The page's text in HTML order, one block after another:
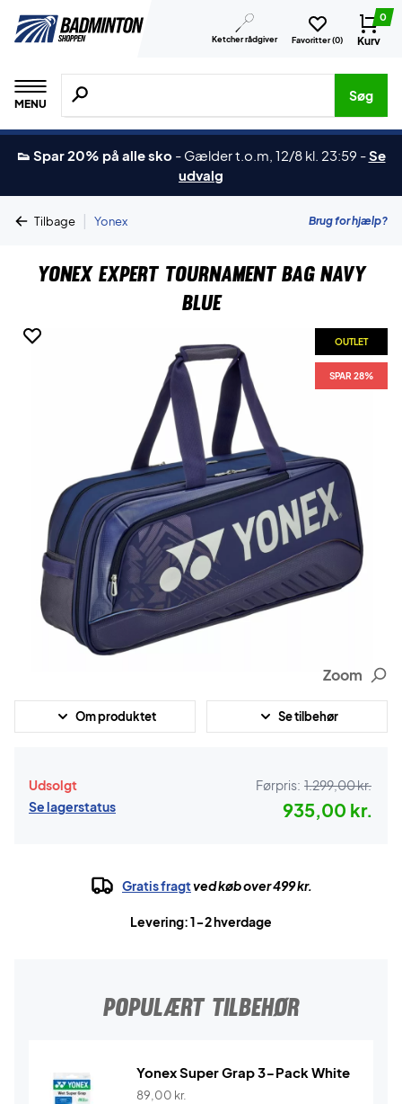
Ketcher rådgiver Favoritter (0)
0
Kurv
MENU
Søg efter produkter, mærker etc.
Søg
👟 Spar 20% på alle sko - Gælder t.o.m, 12/8 kl. 23:59 -Se
udvalg
Tilbage | Yonex Brug for hjælp?
Yonex Expert Tournament Bag Navy
Blue
OUTLET
SPAR 28%
Zoom
Om produktet Se tilbehør
Udsolgt
Se lagerstatus
Førpris: 1.299,00 kr.
935,00 kr.
Gratis fragtved køb over 499 kr.
Levering: 1-2 hverdage
POPULÆRT TILBEHØR
Yonex Super Grap 3-Pack White
89,00 kr.